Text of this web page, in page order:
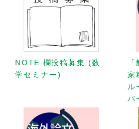
NOTE 欄投稿募集 (数
学セミナー)
家
ル
バ